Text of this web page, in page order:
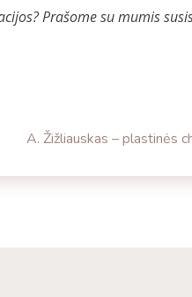
Prašome su mumis
A. Žižliauskas – plastinės